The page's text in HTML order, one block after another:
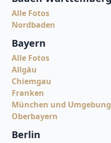
Alle Fotos
Nordbaden
Bayern
Alle Fotos
Allgäu
Chiemgau
Franken
München und Umgebung
Oberbayern
Berlin